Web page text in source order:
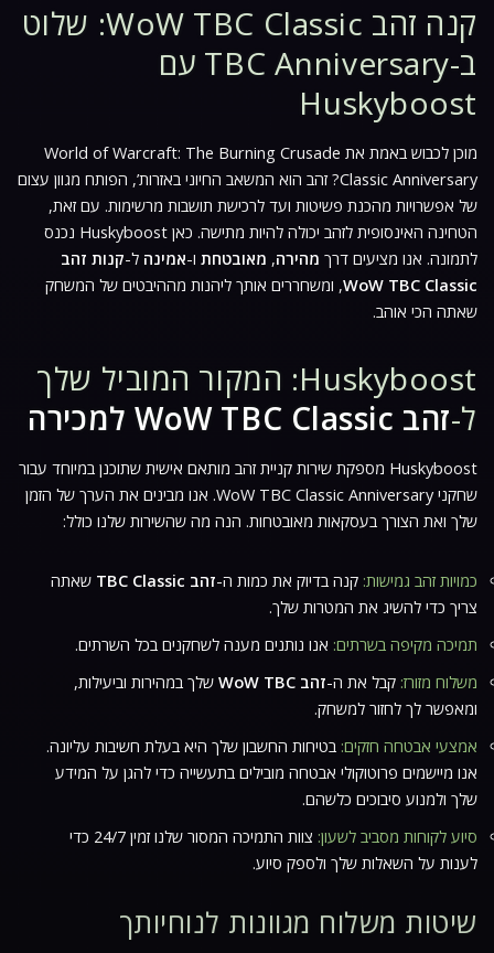
קנה זהב WoW TBC Classic: שלוט
ב-TBC Anniversary עם
Huskyboost
מוכן לכבוש באמת את World of Warcraft: The Burning Crusade
Classic Anniversary? זהב הוא המשאב החיוני באזרות’, הפותח מגוון עצום
של אפשרויות מהכנת פשיטות ועד לרכישת תושבות מרשימות. עם זאת,
הטחינה האינסופית לזהב יכולה להיות מתישה. כאן Huskyboost נכנס
לתמונה. אנו מציעים דרך מהירה, מאובטחת ו-אמינה ל-קנות זהב
WoW TBC Classic, ומשחררים אותך ליהנות מההיבטים של המשחק
שאתה הכי אוהב.
Huskyboost: המקור המוביל שלך
ל-זהב WoW TBC Classic למכירה
Huskyboost מספקת שירות קניית זהב מותאם אישית שתוכנן במיוחד עבור
שחקני WoW TBC Classic Anniversary. אנו מבינים את הערך של הזמן
שלך ואת הצורך בעסקאות מאובטחות. הנה מה שהשירות שלנו כולל:
כמויות זהב גמישות: קנה בדיוק את כמות ה-זהב TBC Classic
שאתה
צריך כדי להשיג את המטרות שלך.
תמיכה מקיפה בשרתים: אנו נותנים מענה לשחקנים בכל השרתים.
משלוח מזורז: קבל את ה-זהב WoW TBC
שלך במהירות וביעילות,
ומאפשר לך לחזור למשחק.
אמצעי אבטחה חזקים: בטיחות החשבון שלך היא בעלת חשיבות עליונה.
אנו מיישמים פרוטוקולי אבטחה מובילים בתעשייה כדי להגן על המידע
שלך ולמנוע סיבוכים כלשהם.
סיוע לקוחות מסביב לשעון:
צוות התמיכה המסור שלנו זמין 24/7 כדי
לענות על השאלות שלך ולספק סיוע.
שיטות משלוח מגוונות לנוחיותך